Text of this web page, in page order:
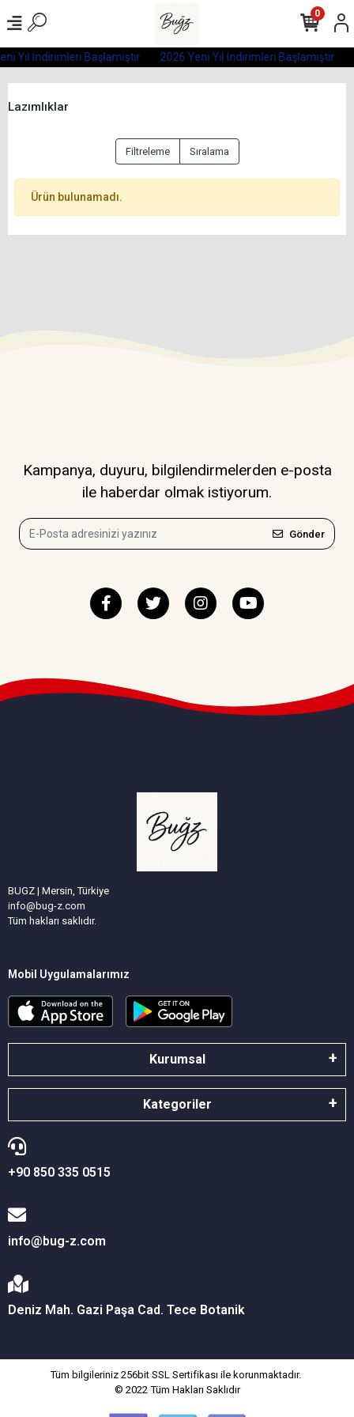
Yıl İndirimleri Başlamıştır 2026 Yeni Yıl İndirimleri Başlamıştır
0
Lazımlıklar
Filtreleme Sıralama
Ürün bulunamadı.
Kampanya, duyuru, bilgilendirmelerden e-posta
ile haberdar olmak istiyorum.
Gönder
BUGZ | Mersin, Türkiye
info@bug-z.com
Tüm hakları saklıdır.
Mobil Uygulamalarımız
Kurumsal
Kategoriler
+90 850 335 0515
info@bug-z.com
Deniz Mah. Gazi Paşa Cad. Tece Botanik
Tüm bilgileriniz 256bit SSL Sertifikası ile korunmaktadır.
© 2022 Tüm Hakları Saklıdır